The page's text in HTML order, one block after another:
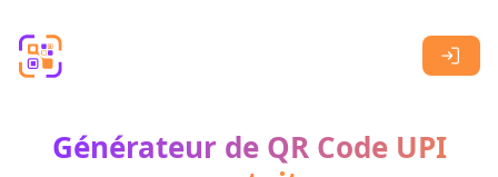
Générateur de QR Code UPI